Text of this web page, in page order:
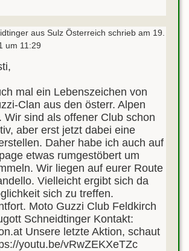
aus Sulz Österreich schrieb am 19.
um 11:29
mal ein Lebenszeichen von
Clan aus den österr. Alpen
Wir sind als offener Club schon
aber erst jetzt dabei eine
Daher habe ich auch auf
etwas rumgestöbert um
Wir liegen auf eurer Route
Vielleicht ergibt sich da
sich zu treffen.
Moto Guzzi Club Feldkirch
Schneidtinger Kontakt:
Unsere letzte Aktion, schaut
youtu.be/vRwZEKXeTZc